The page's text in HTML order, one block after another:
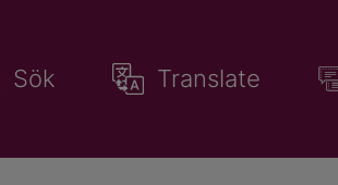
Sök Translate